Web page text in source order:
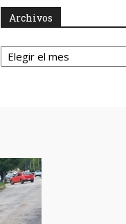
Archivos
Archivos